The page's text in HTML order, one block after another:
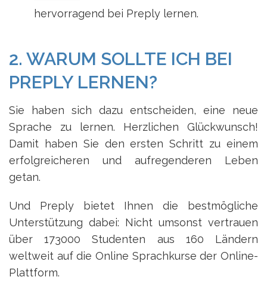
hervorragend bei Preply lernen.
2. WARUM SOLLTE ICH BEI
PREPLY LERNEN?
Sie haben sich dazu entscheiden, eine neue
Sprache zu lernen. Herzlichen Glückwunsch!
Damit haben Sie den ersten Schritt zu einem
erfolgreicheren und aufregenderen Leben
getan.
Und Preply bietet Ihnen die bestmögliche
Unterstützung dabei: Nicht umsonst vertrauen
über 173000 Studenten aus 160 Ländern
weltweit auf die Online Sprachkurse der Online-
Plattform.